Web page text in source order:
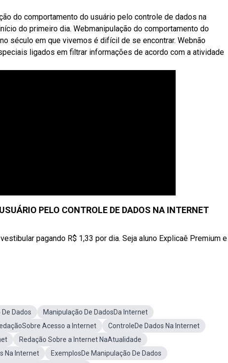
do comportamento do usuário pelo controle de dados na
do primeiro dia. Webmanipulação do comportamento do
século em que vivemos é difícil de se encontrar. Webnão
ligados em filtrar informações de acordo com a atividade
PELO CONTROLE DE DADOS NA INTERNET
pagando R$ 1,33 por dia. Seja aluno Explicaê Premium e
Dados
Manipulação De DadosDa Internet
Acesso a Internet
ControleDe Dados Na Internet
Redação Sobre a Internet NaAtualidade
Na Internet ExemplosDe Manipulação De Dados